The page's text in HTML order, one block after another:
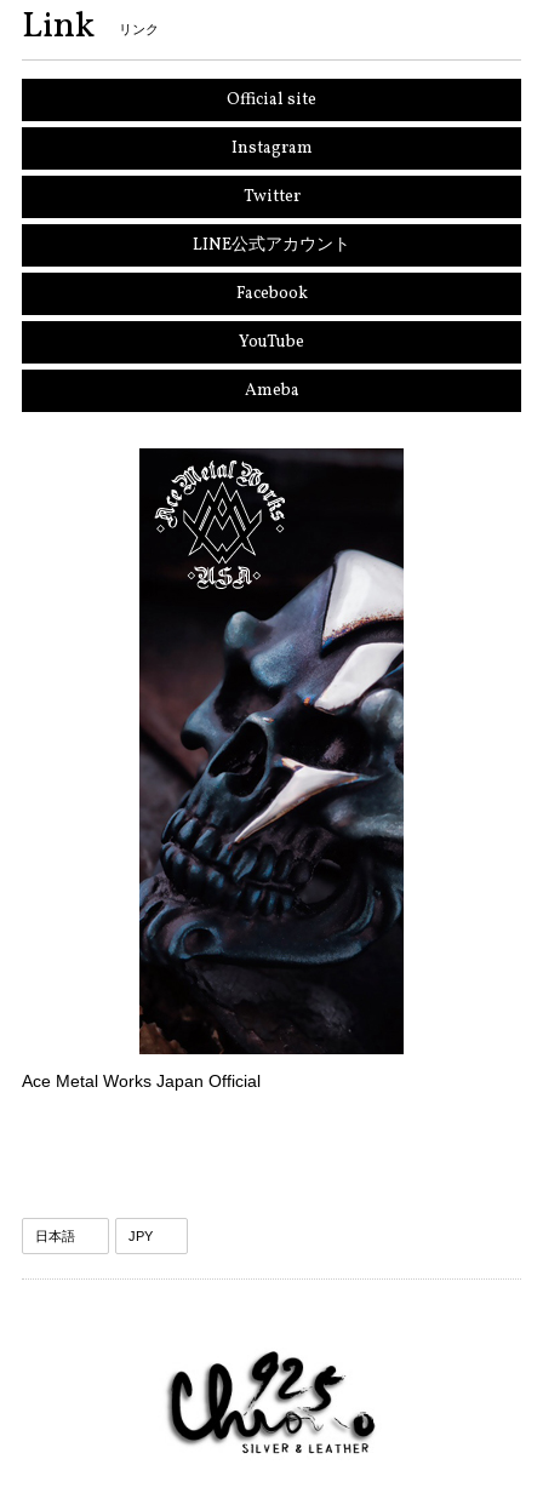
Link リンク
Official site
Instagram
Twitter
LINE公式アカウント
Facebook
YouTube
Ameba
Ace Metal Works Japan Official